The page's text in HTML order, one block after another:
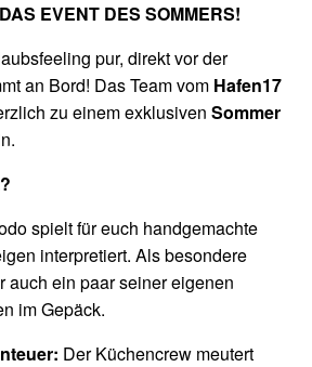
EVENT DES SOMMERS!
pur, direkt vor der
an Bord! Das Team vom Hafen17
zu einem exklusiven Sommer
spielt für euch handgemachte
interpretiert. Als besondere
auch ein paar seiner eigenen
im Gepäck.
Der Küchencrew meutert